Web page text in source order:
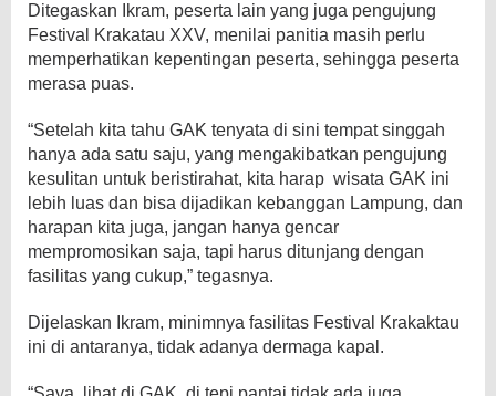
Ditegaskan Ikram, peserta lain yang juga pengujung
Festival Krakatau XXV, menilai panitia masih perlu
memperhatikan kepentingan peserta, sehingga peserta
merasa puas.
“Setelah kita tahu GAK tenyata di sini tempat singgah
hanya ada satu saju, yang mengakibatkan pengujung
kesulitan untuk beristirahat, kita harap wisata GAK ini
lebih luas dan bisa dijadikan kebanggan Lampung, dan
harapan kita juga, jangan hanya gencar
mempromosikan saja, tapi harus ditunjang dengan
fasilitas yang cukup,” tegasnya.
Dijelaskan Ikram, minimnya fasilitas Festival Krakaktau
ini di antaranya, tidak adanya dermaga kapal.